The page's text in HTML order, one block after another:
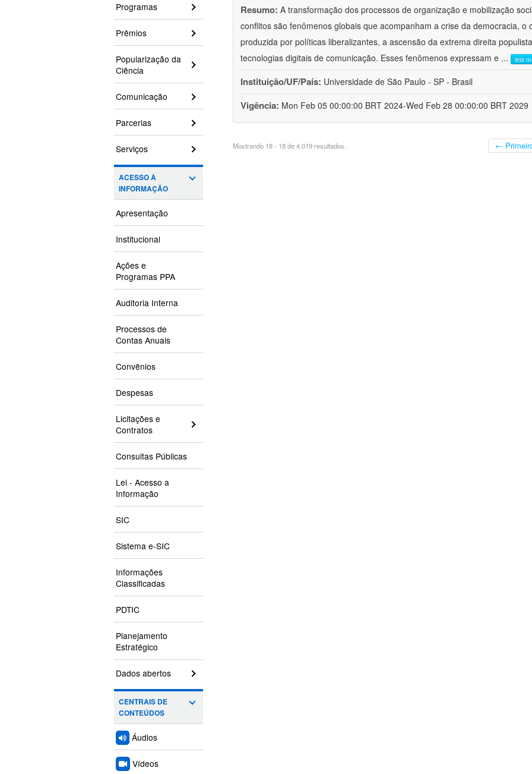
Programas
Prêmios
Popularização da
Ciência
Comunicação
Parcerias
Serviços
ACESSO À
INFORMAÇÃO
Apresentação
Institucional
Ações e
Programas PPA
Auditoria Interna
Processos de
Contas Anuais
Convênios
Despesas
Licitações e
Contratos
Consultas Públicas
Lei - Acesso a
Informação
SIC
Sistema e-SIC
Informações
Classificadas
PDTIC
Planejamento
Estratégico
Dados abertos
CENTRAIS DE
CONTEÚDOS
Áudios
Vídeos
Resumo: A transformação dos processos de organização e mobilização
conflitos são fenômenos globais que acompanham a crise da democracia, o
produzida por políticas liberalizantes, a ascensão da extrema direita
tecnologias digitais de comunicação. Esses fenômenos expressam e ... leia
Instituição/UF/País: Universidade de São Paulo - SP - Brasil
Vigência: Mon Feb 05 00:00:00 BRT 2024-Wed Feb 28 00:00:00 BRT 2029
Mostrando 18 - 18 de 4.019 resultados. ←